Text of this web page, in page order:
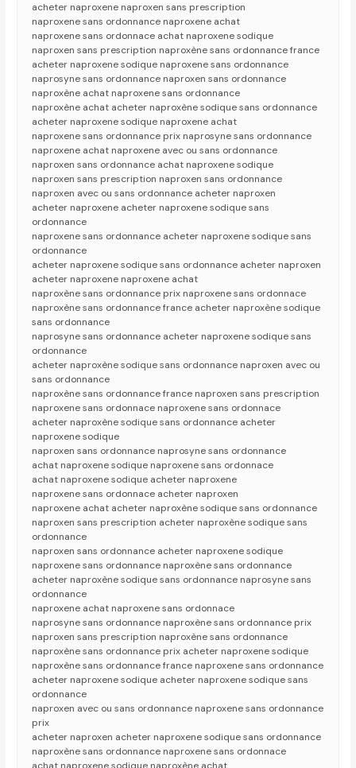
acheter naproxene naproxen sans prescription
naproxene sans ordonnance naproxene achat
naproxene sans ordonnace achat naproxene sodique
naproxen sans prescription naproxène sans ordonnance france
acheter naproxene sodique naproxene sans ordonnance
naprosyne sans ordonnance naproxen sans ordonnance
naproxène achat naproxene sans ordonnance
naproxène achat acheter naproxène sodique sans ordonnance
acheter naproxene sodique naproxene achat
naproxene sans ordonnance prix naprosyne sans ordonnance
naproxene achat naproxene avec ou sans ordonnance
naproxen sans ordonnance achat naproxene sodique
naproxen sans prescription naproxen sans ordonnance
naproxen avec ou sans ordonnance acheter naproxen
acheter naproxene acheter naproxene sodique sans
ordonnance
naproxene sans ordonnance acheter naproxene sodique sans
ordonnance
acheter naproxene sodique sans ordonnance acheter naproxen
acheter naproxene naproxene achat
naproxène sans ordonnance prix naproxene sans ordonnace
naproxène sans ordonnance france acheter naproxène sodique
sans ordonnance
naprosyne sans ordonnance acheter naproxene sodique sans
ordonnance
acheter naproxène sodique sans ordonnance naproxen avec ou
sans ordonnance
naproxène sans ordonnance france naproxen sans prescription
naproxene sans ordonnace naproxene sans ordonnace
acheter naproxène sodique sans ordonnance acheter
naproxene sodique
naproxen sans ordonnance naprosyne sans ordonnance
achat naproxene sodique naproxene sans ordonnace
achat naproxene sodique acheter naproxene
naproxene sans ordonnace acheter naproxen
naproxene achat acheter naproxène sodique sans ordonnance
naproxen sans prescription acheter naproxène sodique sans
ordonnance
naproxen sans ordonnance acheter naproxene sodique
naproxene sans ordonnance naproxène sans ordonnance
acheter naproxène sodique sans ordonnance naprosyne sans
ordonnance
naproxene achat naproxene sans ordonnace
naprosyne sans ordonnance naproxène sans ordonnance prix
naproxen sans prescription naproxène sans ordonnance
naproxène sans ordonnance prix acheter naproxene sodique
naproxène sans ordonnance france naproxene sans ordonnance
acheter naproxene sodique acheter naproxene sodique sans
ordonnance
naproxen avec ou sans ordonnance naproxene sans ordonnance
prix
acheter naproxen acheter naproxene sodique sans ordonnance
naproxène sans ordonnance naproxene sans ordonnace